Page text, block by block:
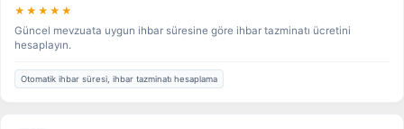
★★★★★
Güncel mevzuata uygun ihbar süresine göre ihbar tazminatı ücretini
hesaplayın.
Otomatik ihbar süresi, ihbar tazminatı hesaplama